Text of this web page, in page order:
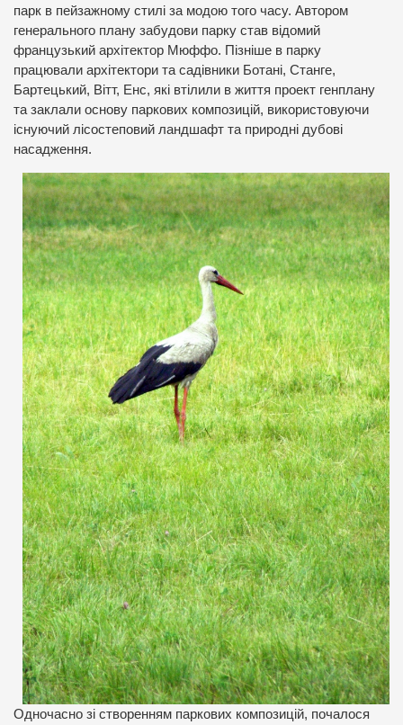
парк в пейзажному стилi за модою того часу. Автором
генерального плану забудови парку став відомий
французький архітектор Мюффо. Пізніше в парку
працювали архітектори та садівники Ботані, Станге,
Бартецький, Вітт, Енс, які втілили в життя проект генплану
та заклали основу паркових композицій, використовуючи
існуючий лісостеповий ландшафт та природні дубові
насадження.
Одночасно зі створенням паркових композицій, почалося